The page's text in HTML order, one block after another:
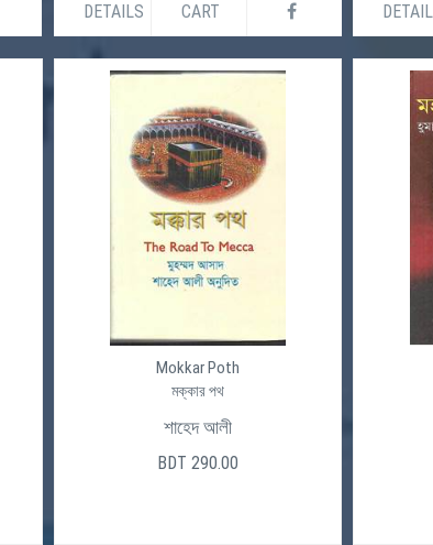
DETAILS CART
Mokkar Poth
মক্কার পথ
শাহেদ আলী
BDT 290.00